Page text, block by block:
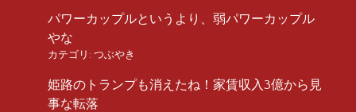
パワーカップルというより、弱パワーカップル
やな
カテゴリ: つぶやき
姫路のトランプも消えたね！家賃収入3億から見
事な転落